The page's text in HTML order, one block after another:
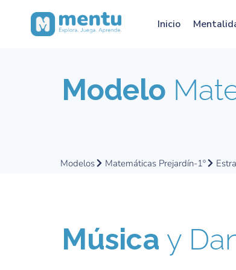
Inicio
Modelo
Modelos Matemáticas Prejardín-1º
Música y